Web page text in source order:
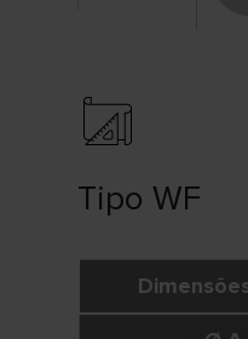
Tipo WF